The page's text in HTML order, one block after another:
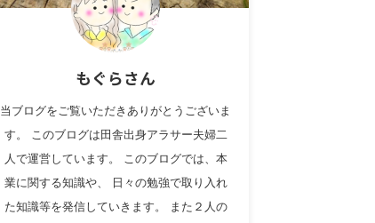
もぐらさん
当ブログをご覧いただきありがとうございま
す。 このブログは田舎出身アラサー夫婦二
人で運営しています。 このブログでは、本
業に関する知識や、 日々の勉強で取り入れ
た知識等を発信していきます。 また２人の